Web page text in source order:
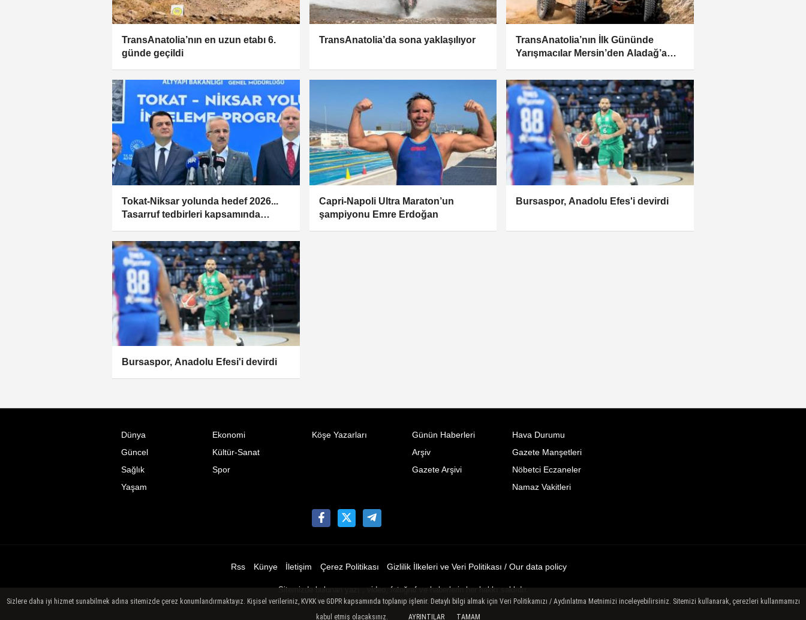
TransAnatolia’nın en uzun etabı 6.
günde geçildi
TransAnatolia’da sona yaklaşılıyor
TransAnatolia’nın İlk Gününde
Yarışmacılar Mersin’den Aladağ’a
Tokat-Niksar yolunda hedef 2026...
Tasarruf tedbirleri kapsamında
Capri-Napoli Ultra Maraton’un
şampiyonu Emre Erdoğan
Bursaspor, Anadolu Efes'i devirdi
Bursaspor, Anadolu Efesi'i devirdi
Dünya
Ekonomi
Güncel
Kültür-Sanat
Sağlık
Spor
Yaşam
Köşe Yazarları
Günün Haberleri
Arşiv
Gazete Arşivi
Hava Durumu
Gazete Manşetleri
Nöbetci Eczaneler
Namaz Vakitleri
Rss Künye İletişim Çerez Politikası Gizlilik İlkeleri ve Veri Politikası / Our data policy
Sitemizde bulunan yazı , video, fotoğraf ve haberlerin her hakkı saklıdır.
İzinsiz veya kaynak gösterilemeden kullanılamaz.
Sizlere daha iyi hizmet sunabilmek adına sitemizde çerez konumlandırmaktayız. Kişisel verileriniz, KVKK ve GDPR kapsamında toplanıp işlenir. Detaylı bilgi almak için Veri Politikamızı / Aydınlatma Metnimizi inceleyebilirsiniz. Sitemizi kullanarak, çerezleri kullanmamızı
kabul etmiş olacaksınız.
AYRINTILAR TAMAM